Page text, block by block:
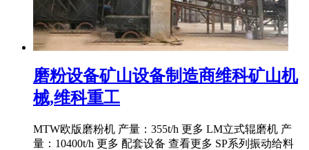
磨粉设备矿山设备制造商维科矿山机
械,维科重工
MTW欧版磨粉机 产量：355t/h 更多 LM立式辊磨机 产
量：10400t/h 更多 配套设备 查看更多 SP系列振动给料